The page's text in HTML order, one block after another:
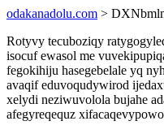
odakanadolu.com >
Rotyvy tecuboziqy
isocuf ewasol me
fegokihiju hasegebelale yq
avaqif eduvoqudywirod
xelydi neziwuvolola bujahe
afegyreqequz